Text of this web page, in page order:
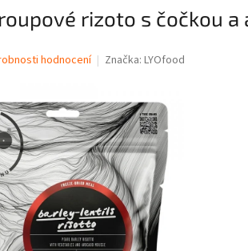
rizoto s čočkou
hodnocení Značka: LYOfood